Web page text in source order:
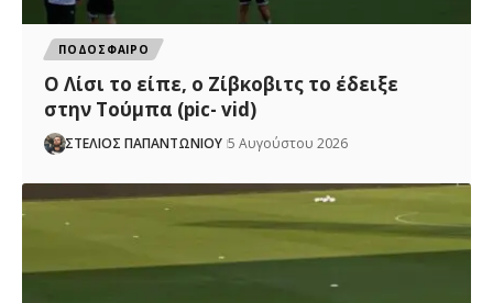
ΠΟΔΟΣΦΑΙΡΟ
Ο Λίσι το είπε, ο Ζίβκοβιτς το έδειξε
στην Τούμπα (pic- vid)
ΣΤΕΛΙΟΣ ΠΑΠΑΝΤΩΝΙΟΥ 5 Αυγούστου 2026